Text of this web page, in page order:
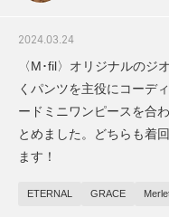
2024.03.24
〈M･fil〉オリジナルのジ
くパンツを主役にコーデ
ードミニワンピースを合
とめました。どちらも着
ます！
ETERNAL GRACE